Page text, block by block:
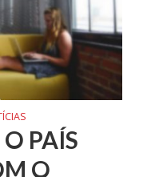
PAÍS
O